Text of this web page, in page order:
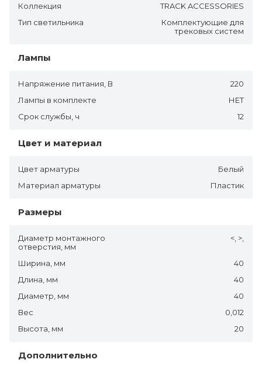
Коллекция
TRACK ACCESSORIES
Тип светильника
Комплектующие для
трековых систем
Лампы
Напряжение питания, В
220
Лампы в комплекте
НЕТ
Срок службы, ч
12
Цвет и материал
Цвет арматуры
Белый
Материал арматуры
Пластик
Размеры
Диаметр монтажного
отверстия, мм
<, >,
Ширина, мм
40
Длина, мм
40
Диаметр, мм
40
Вес
0,012
Высота, мм
20
Дополнительно